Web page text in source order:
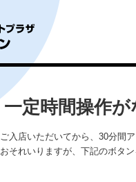
一定時間操作
ご入店いただいてから、30分間
おそれいりますが、下記のボタ